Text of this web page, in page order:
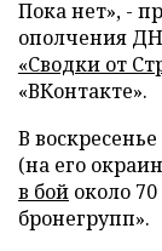
Пока нет», -
ополчения
«Сводки от
«ВКонтакте».
В
(на его
в бой около
бронегрупп».